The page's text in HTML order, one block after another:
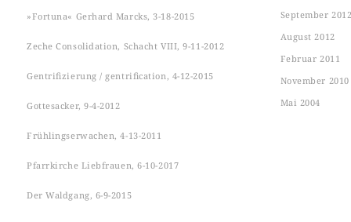
»Fortuna« Gerhard Marcks, 3-18-2015
Zeche Consolidation, Schacht VIII, 9-11-2012
Gentrifizierung / gentrification, 4-12-2015
Gottesacker, 9-4-2012
Frühlingserwachen, 4-13-2011
Pfarrkirche Liebfrauen, 6-10-2017
Der Waldgang, 6-9-2015
September
August 2012
Februar 2011
November 2010
Mai 2004